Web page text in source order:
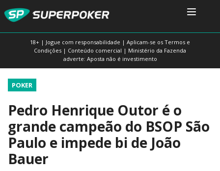
18+ | Jogue com responsabilidade | Aplicam-se os Termos e
Condições | Conteúdo comercial | Ministério da Fazenda
adverte: Aposta não é investimento
POKER
Pedro Henrique Outor é o
grande campeão do BSOP São
Paulo e impede bi de João
Bauer